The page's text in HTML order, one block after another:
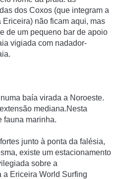
dos Coxos (que integram a
não ficam aqui, mas
de um pequeno bar de apoio
vigiada com nadador-
baía virada a Noroeste.
mediana.Nesta
fauna marinha.
junto à ponta da falésia,
existe um estacionamento
sobre a
a Ericeira World Surfing